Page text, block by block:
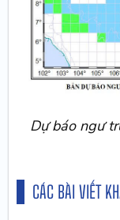
Dự báo ngư
CÁC BÀI VIẾT